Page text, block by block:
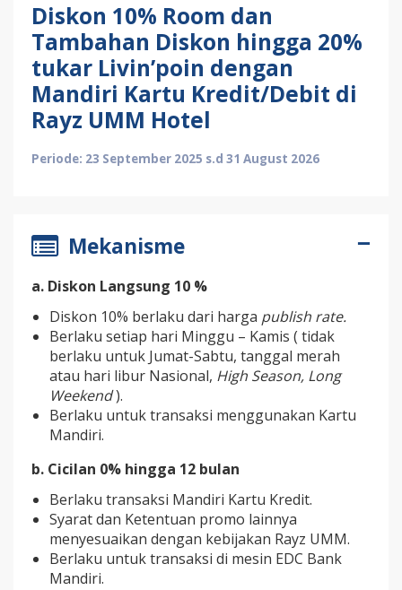
Diskon 10% Room dan
Tambahan Diskon hingga 20%
tukar Livin’poin dengan
Mandiri Kartu Kredit/Debit di
Rayz UMM Hotel
Periode: 23 September 2025 s.d 31 August 2026
Mekanisme
a. Diskon Langsung 10 %
Diskon 10% berlaku dari harga publish rate.
Berlaku setiap hari Minggu – Kamis ( tidak
berlaku untuk Jumat-Sabtu, tanggal merah
atau hari libur Nasional, High Season, Long
Weekend).
Berlaku untuk transaksi menggunakan Kartu
Mandiri.
b. Cicilan 0% hingga 12 bulan
Berlaku transaksi Mandiri Kartu Kredit.
Syarat dan Ketentuan promo lainnya
menyesuaikan dengan kebijakan Rayz UMM.
Berlaku untuk transaksi di mesin EDC Bank
Mandiri.